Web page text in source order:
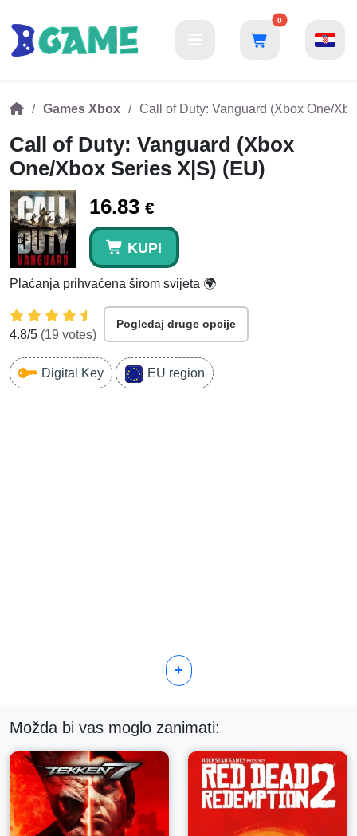
0
Games Xbox Call of Duty: Vanguard (Xbox One/
Call of Duty: Vanguard (Xbox
One/Xbox Series X|S) (EU)
16.83 €
KUPI
Plaćanja prihvaćena širom svijeta 🌍
4.8/5 (19 votes)
Pogledaj druge opcije
Digital Key EU region
+
Možda bi vas moglo zanimati: